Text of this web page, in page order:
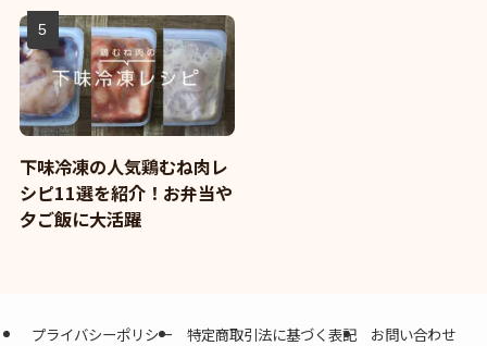
下味冷凍の人気鶏むね肉レ
シピ11選を紹介！お弁当や
夕ご飯に大活躍
プライバシーポリシー 特定商取引法に基づく表記 お問い合わせ